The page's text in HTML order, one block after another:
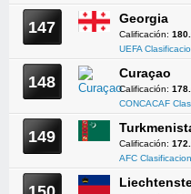
147 Georgia
Calificación:
UEFA
148 Curaçao
Calificación:
CONCACAF
149 Calificación:
AFC